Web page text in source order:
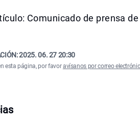
Comunicado de prensa
2025. 06. 27 20:30
esta página, por favoravísanos por correo